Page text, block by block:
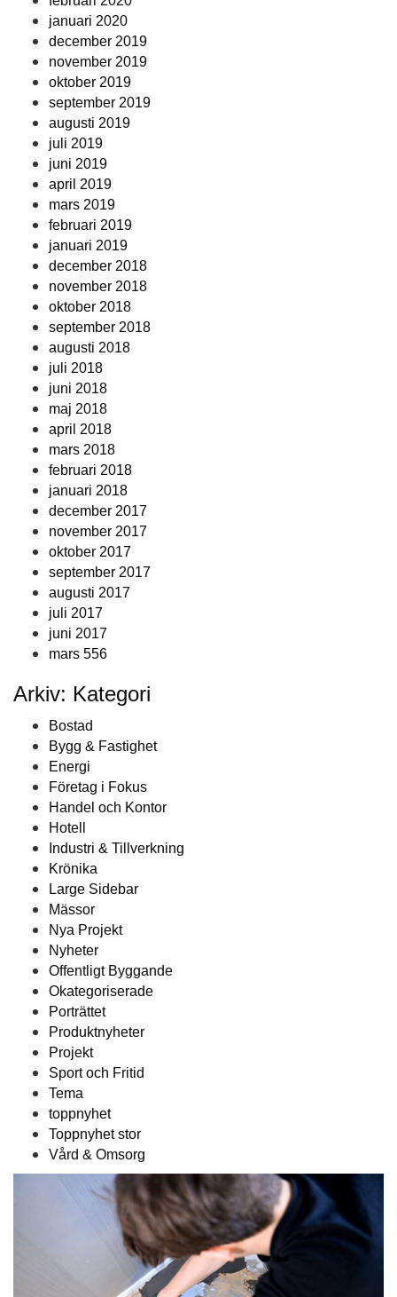
januari 2020
december 2019
november 2019
oktober 2019
september 2019
augusti 2019
juli 2019
juni 2019
april 2019
mars 2019
februari 2019
januari 2019
december 2018
november 2018
oktober 2018
september 2018
augusti 2018
juli 2018
juni 2018
maj 2018
april 2018
mars 2018
februari 2018
januari 2018
december 2017
november 2017
oktober 2017
september 2017
augusti 2017
juli 2017
juni 2017
mars 556
Arkiv: Kategori
Bostad
Bygg & Fastighet
Energi
Företag i Fokus
Handel och Kontor
Hotell
Industri & Tillverkning
Krönika
Large Sidebar
Mässor
Nya Projekt
Nyheter
Offentligt Byggande
Okategoriserade
Porträttet
Produktnyheter
Projekt
Sport och Fritid
Tema
toppnyhet
Toppnyhet stor
Vård & Omsorg